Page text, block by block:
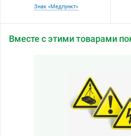
Знак «Медпункт»
Вместе с этими товарами